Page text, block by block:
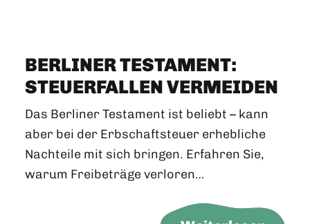
BERLINER TESTAMENT:
STEUERFALLEN VERMEIDEN
Das Berliner Testament ist beliebt – kann
aber bei der Erbschaftsteuer erhebliche
Nachteile mit sich bringen. Erfahren Sie,
warum Freibeträge verloren…